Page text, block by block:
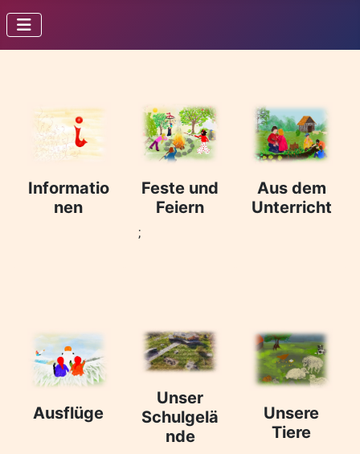
Informatio
nen
Feste und
Feiern
;
Aus dem
Unterricht
Ausflüge
Unser
Schulgelä
nde
Unsere
Tiere